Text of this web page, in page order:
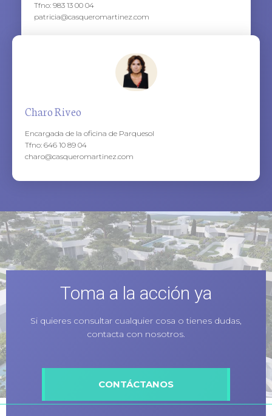
Tfno: 983 13 00 04
patricia@casqueromartinez.com
Charo Riveo
Encargada de la oficina de Parquesol
Tfno: 646 10 89 04
charo@casqueromartinez.com
Toma a la acción ya
Si quieres consultar cualquier cosa o tienes dudas,
contacta con nosotros.
CONTÁCTANOS